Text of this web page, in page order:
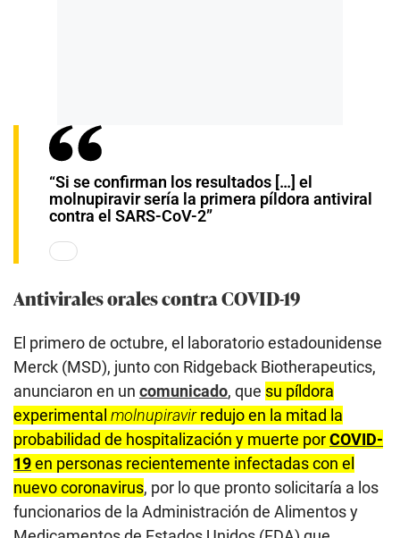
“Si se confirman los resultados […] el
molnupiravir sería la primera píldora antiviral
contra el SARS-CoV-2”
Antivirales orales contra COVID-19
El primero de octubre, el laboratorio estadounidense
Merck (MSD), junto con Ridgeback Biotherapeutics,
anunciaron en un comunicado, que su píldora
experimental molnupiravirredujo en la mitad la
probabilidad de hospitalización y muerte porCOVID-
19en personas recientemente infectadas con el
nuevo coronavirus, por lo que pronto solicitaría a los
funcionarios de la Administración de Alimentos y